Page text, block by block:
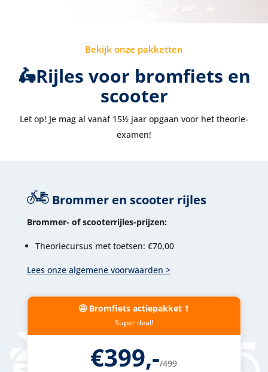
Bekijk onze pakketten
🛵Rijles voor bromfiets en
scooter
Let op! Je mag al vanaf 15½ jaar opgaan voor het theorie-
examen!
Brommer en scooter rijles
Brommer- of scooterrijles-prijzen:
Theoriecursus met toetsen: €70,00
Lees onze algemene voorwaarden >
🤩 Bromfiets actiepakket 1
Super deal!
€399,-/499